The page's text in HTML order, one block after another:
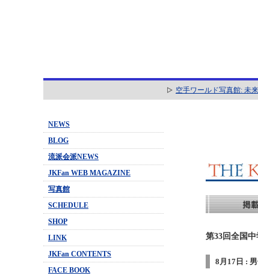
空手ワールド写真館: 未
NEWS
BLOG
流派会派NEWS
JKFan WEB MAGAZINE
写真館
SCHEDULE
SHOP
LINK
JKFan CONTENTS
FACE BOOK
第33回全国
8月17日 :